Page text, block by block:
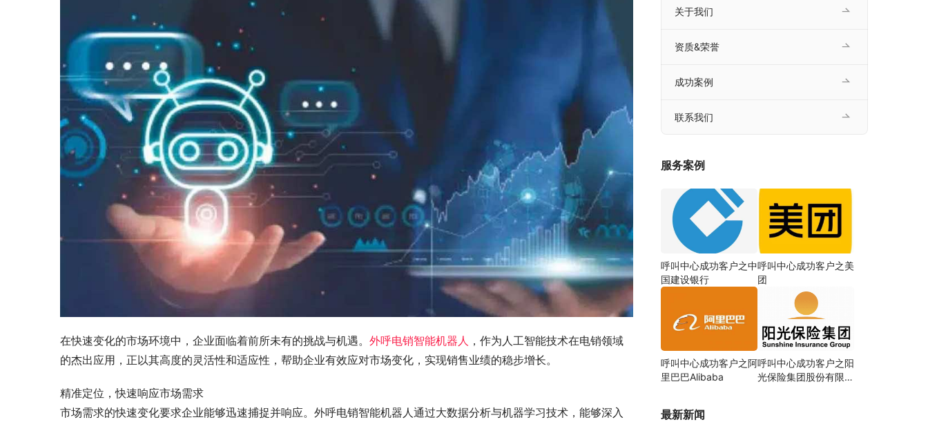
在快速变化的市场环境中，企业面临着前所未有的挑战与机遇。 外呼电销智能机器人 ，作为人工智能技术在电销领域
的杰出应用，正以其高度的灵活性和适应性，帮助企业有效应对市场变化，实现销售业绩的稳步增长。
精准定位，快速响应市场需求
市场需求的快速变化要求企业能够迅速捕捉并响应。外呼电销智能机器人通过大数据分析与机器学习技术，能够深入
关于我们
资质&荣誉
成功案例
联系我们
服务案例
呼叫中心成功客户之中
国建设银行
呼叫中心成功客户之美
团
呼叫中心成功客户之阿
里巴巴Alibaba
呼叫中心成功客户之阳
光保险集团股份有限公
最新新闻